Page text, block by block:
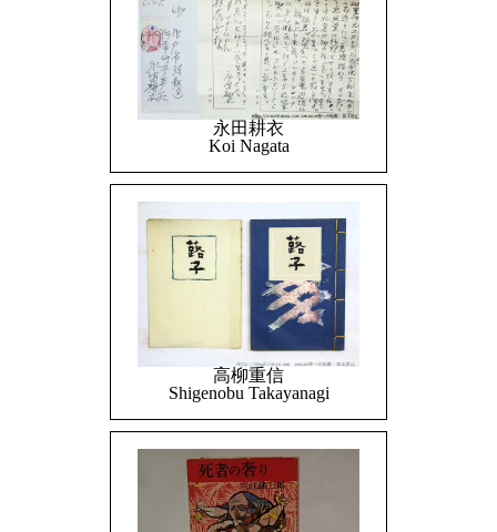
永田耕衣
Koi Nagata
高柳重信
Shigenobu Takayanagi